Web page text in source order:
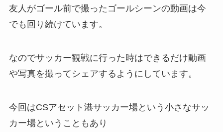
友人がゴール前で撮ったゴールシーンの動画は今
でも回り続けています。
なのでサッカー観戦に行った時はできるだけ動画
や写真を撮ってシェアするようにしています。
今回はCSアセット港サッカー場という小さなサッ
カー場ということもあり